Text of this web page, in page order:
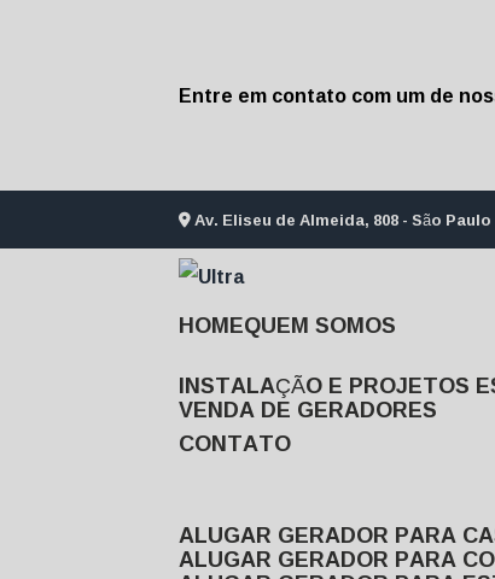
Entre em contato com um de
Av. Eliseu de Almeida, 808 - São Paulo
HOME QUEM SOMOS
INSTALAÇÃO E PROJETOS
VENDA DE GERADORES
CONTATO
ALUGAR GERADOR PARA
ALUGAR GERADOR PARA